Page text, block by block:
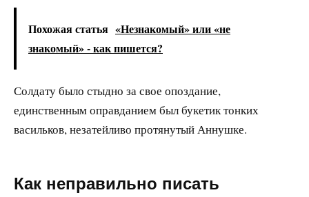
Похожая статья «Незнакомый» или «не
знакомый» - как пишется?
Солдату было стыдно за свое опоздание,
единственным оправданием был букетик тонких
васильков, незатейливо протянутый Аннушке.
Как неправильно писать